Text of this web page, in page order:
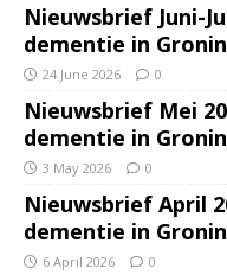
Nieuwsbrief Juni-
dementie in
24 June 2026 0
Nieuwsbrief Mei
dementie in
3 May 2026 0
Nieuwsbrief April
dementie in
6 April 2026 0